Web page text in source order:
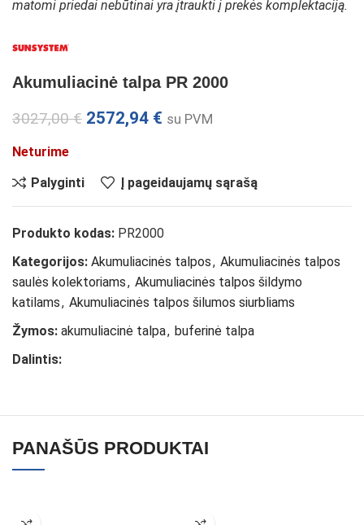
matomi priedai nebūtinai yra įtraukti į prekės komplektaciją.
Akumuliacinė talpa PR 2000
3027,00€ 2572,94 € su PVM
Neturime
Palyginti
Į pageidaujamų sąrašą
Produkto kodas: PR2000
Kategorijos: Akumuliacinės talpos, Akumuliacinės talpos
saulės kolektoriams, Akumuliacinės talpos šildymo
katilams, Akumuliacinės talpos šilumos siurbliams
Žymos: akumuliacinė talpa, buferinė talpa
Dalintis:
PANAŠŪS PRODUKTAI